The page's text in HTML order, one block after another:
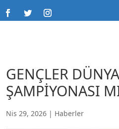
GENÇLER DÜNYA
ŞAMPİYONASI
Nis 29, 2026 | Haberler